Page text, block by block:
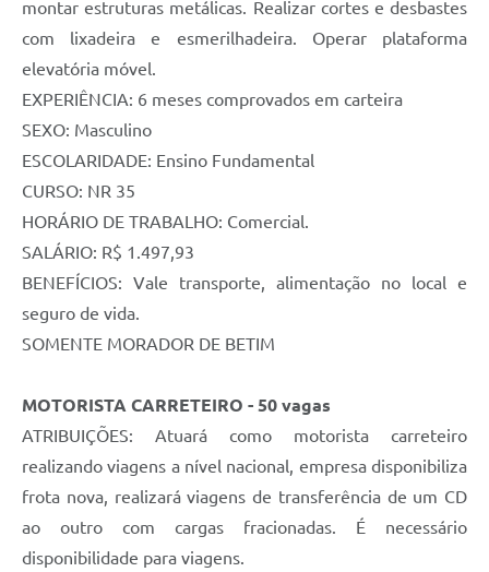
montar estruturas metálicas. Realizar cortes e desbastes
com lixadeira e esmerilhadeira. Operar plataforma
elevatória móvel.
EXPERIÊNCIA: 6 meses comprovados em carteira
SEXO: Masculino
ESCOLARIDADE: Ensino Fundamental
CURSO: NR 35
HORÁRIO DE TRABALHO: Comercial.
SALÁRIO: R$ 1.497,93
BENEFÍCIOS: Vale transporte, alimentação no local e
seguro de vida.
SOMENTE MORADOR DE BETIM
MOTORISTA CARRETEIRO - 50 vagas
ATRIBUIÇÕES: Atuará como motorista carreteiro
realizando viagens a nível nacional, empresa disponibiliza
frota nova, realizará viagens de transferência de um CD
ao outro com cargas fracionadas. É necessário
disponibilidade para viagens.